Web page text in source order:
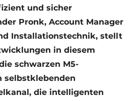
und sicher
Pronk, Account Manager
Installationstechnik, stellt
in diesem
schwarzen M5-
selbstklebenden
die intelligenten